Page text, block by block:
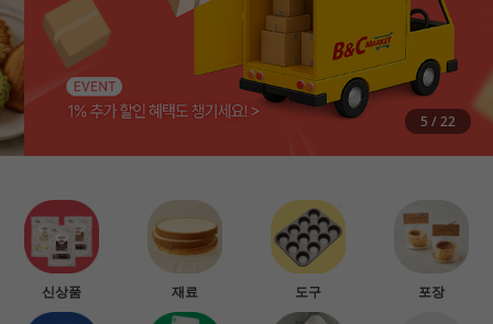
5 /22
신상품 재료 도구 포장